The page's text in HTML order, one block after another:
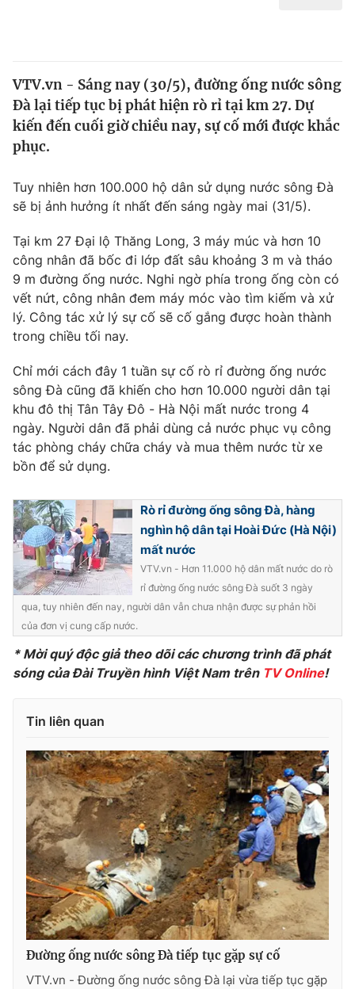
Thế giới
Tin tức
Câu chuyện quốc tế
Kinh tế
Tài chính
Góc doanh nghiệp
Dữ liệu và đời sống
Truyền hình
Phim VTV
Hậu trường
Nhân vật
Khán giả
Giải sao mai
Giải trí
Điện ảnh
Sao
Đời sống
Du lịch
Làm đẹp
Chất lượng cuộc sống
Giáo dục
Tuyển sinh
Học trực tuyến
Công nghệ
Hitech Công nghệ tương lai
Sản phẩm
Thị trường
Tư vấn
Lịch phát sóng
Chuyên mục khác
Emagazine Podcast
Photo Infographic
VTV Money VTV Thể thao
VTV Sức khoẻ Bất động sản
Thị trường 24h Tấm lòng Việt
VTV4 Vươn mình bằng AI
VTV9 VTV8
Liên hệ tòa soạn English
VTV.vn - Sáng nay (30/5), đường ống nước sông
Đà lại tiếp tục bị phát hiện rò rỉ tại km 27. Dự
kiến đến cuối giờ chiều nay, sự cố mới được khắc
phục.
Tuy nhiên hơn 100.000 hộ dân sử dụng nước sông Đà
sẽ bị ảnh hưởng ít nhất đến sáng ngày mai (31/5).
Tại km 27 Đại lộ Thăng Long, 3 máy múc và hơn 10
công nhân đã bốc đi lớp đất sâu khoảng 3 m và tháo
9 m đường ống nước. Nghi ngờ phía trong ống còn có
vết nứt, công nhân đem máy móc vào tìm kiếm và xử
lý. Công tác xử lý sự cố sẽ cố gắng được hoàn thành
trong chiều tối nay.
Chỉ mới cách đây 1 tuần sự cố rò rỉ đường ống nước
sông Đà cũng đã khiến cho hơn 10.000 người dân tại
khu đô thị Tân Tây Đô - Hà Nội mất nước trong 4
ngày. Người dân đã phải dùng cả nước phục vụ công
tác phòng cháy chữa cháy và mua thêm nước từ xe
bồn để sử dụng.
Rò rỉ đường ống sông Đà, hàng
nghìn hộ dân tại Hoài Đức (Hà Nội)
mất nước
VTV.vn - Hơn 11.000 hộ dân mất nước do rò
rỉ đường ống nước sông Đà suốt 3 ngày
qua, tuy nhiên đến nay, người dân vẫn chưa nhận được sự phản hồi
của đơn vị cung cấp nước.
* Mời quý độc giả theo dõi các chương trình đã phát
sóng của Đài Truyền hình Việt Nam trên TV Online!
Tin liên quan
Đường ống nước sông Đà tiếp tục gặp sự cố
VTV.vn - Đường ống nước sông Đà lại vừa tiếp tục gặp